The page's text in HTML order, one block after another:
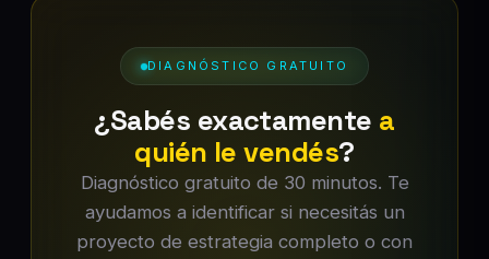
DIAGNÓSTICO GRATUITO
¿Sabés exactamente a
quién le vendés?
Diagnóstico gratuito de 30 minutos. Te
ayudamos a identificar si necesitás un
proyecto de estrategia completo o con